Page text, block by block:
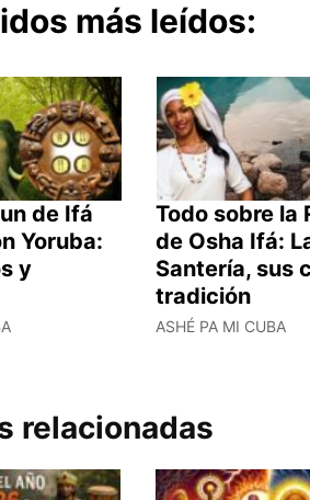
más leídos:
de Ifá
Yoruba:
y
Todo sobre la
de Osha Ifá:
Santería, sus
tradición
ASHÉ PA MI CUBA
relacionadas